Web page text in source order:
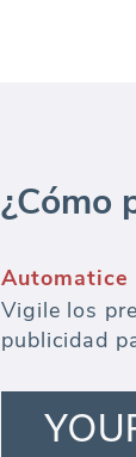
¿Cómo
Automatice
Vigile los
publicidad